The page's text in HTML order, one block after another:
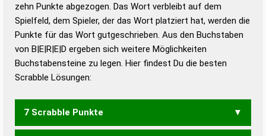
Duden – Richtiges und gutes
Deutsch
Duden – Die deutsche Grammatik
Duden – Deutsches
zehn Punkte abgezogen. Das Wort verbleibt auf dem
Spielfeld, dem Spieler, der das Wort platziert hat, werden die
Punkte für das Wort gutgeschrieben. Aus den Buchstaben
von B|E|R|E|D ergeben sich weitere Möglichkeiten
Buchstabensteine zu legen. Hier findest Du die besten
Scrabble Lösungen:
7 Scrabble Punkte